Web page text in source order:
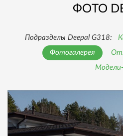
ФОТО
Подразделы Deepal G318:
Фотогалерея